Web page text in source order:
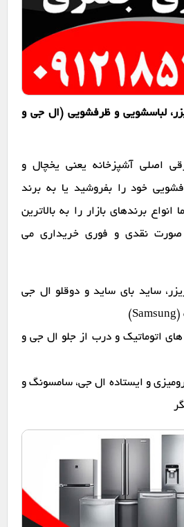
لباسشویی و ظرفشویی (ال جی و
اصلی آشپزخانه یعنی یخچال و
خود را بفروشید یا به برند
انواع برندهای بازار را به بالاترین
صورت نقدی و فوری خریداری می
ساید بای ساید و دوقلو ال جی
اتوماتیک و درب از جلو ال جی و
و ایستاده ال جی، سامسونگ و